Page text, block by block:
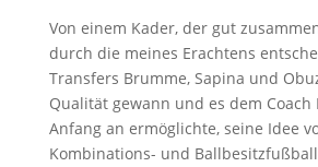
Von einem Kader, der gut
durch die meines Erachtens
Transfers Brumme, Sapina und
Qualität gewann und es dem Coach
Anfang an ermöglichte, seine Idee
Kombinations- und